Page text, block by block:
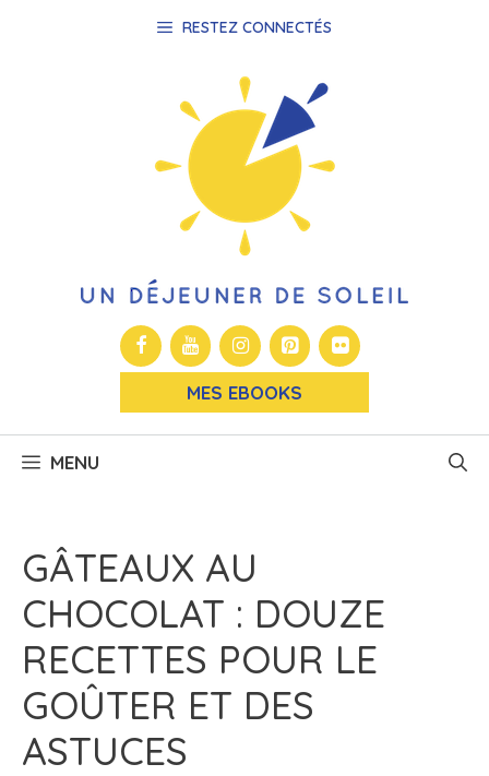
RESTEZ CONNECTÉS
MES EBOOKS
MENU
GÂTEAUX AU
CHOCOLAT : DOUZE
RECETTES POUR LE
GOÛTER ET DES
ASTUCES